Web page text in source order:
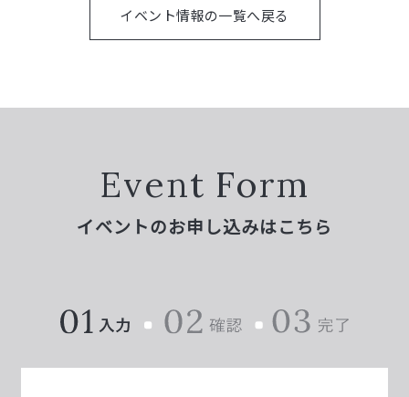
イベント情報の一覧へ戻る
Event Form
イベントのお申し込みはこちら